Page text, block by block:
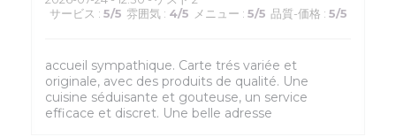
サービス : 5/5 雰囲気 : 4/5 メニュー : 5/5 品質-価格 : 5/5
accueil sympathique. Carte trés variée et
originale, avec des produits de qualité. Une
cuisine séduisante et gouteuse, un service
efficace et discret. Une belle adresse